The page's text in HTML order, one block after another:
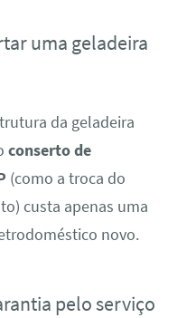
uma geladeira
da geladeira
conserto de
(como a troca do
custa apenas uma
novo.
pelo serviço